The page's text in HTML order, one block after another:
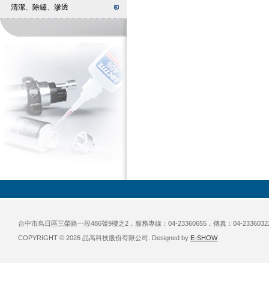
清潔、除鏽、滲透
台中市烏日區三榮路一段486號9樓之2 ． 服務專線：04-23360655 ． 傳真：04-
COPYRIGHT © 2026 品高科技股份有限公司. Designed by E-SHOW